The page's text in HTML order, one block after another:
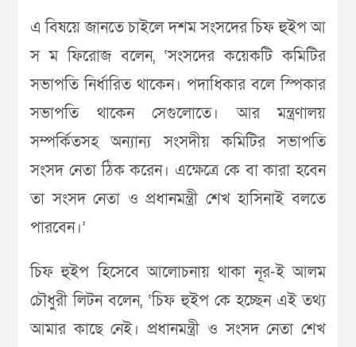
এ বিষয়ে জানতে চাইলে দশম সংসদের চিফ হুইপ আ
স ম ফিরোজ বলেন, ‘সংসদের কয়েকটি কমিটির
সভাপতি নির্ধারিত থাকেন। পদাধিকার বলে স্পিকার
সভাপতি থাকেন সেগুলোতে। আর মন্ত্রণালয়
সম্পর্কিতসহ অন্যান্য সংসদীয় কমিটির সভাপতি
সংসদ নেতা ঠিক করেন। এক্ষেত্রে কে বা কারা হবেন
তা সংসদ নেতা ও প্রধানমন্ত্রী শেখ হাসিনাই বলতে
পারবেন।’
চিফ হুইপ হিসেবে আলোচনায় থাকা নূর-ই আলম
চৌধুরী লিটন বলেন, ‘চিফ হুইপ কে হচ্ছেন এই তথ্য
আমার কাছে নেই। প্রধানমন্ত্রী ও সংসদ নেতা শেখ